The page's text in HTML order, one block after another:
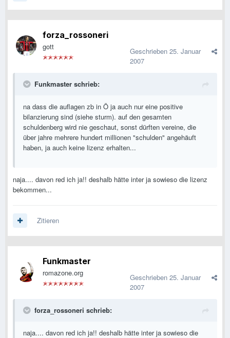
forza_rossoneri
gott Geschrieben 25. Januar
2007
Funkmaster schrieb:
na dass die auflagen zb in Ö ja auch nur eine positive
bilanzierung sind (siehe sturm). auf den gesamten
schuldenberg wird nie geschaut, sonst dürften vereine, die
über jahre mehrere hundert millionen "schulden" angehäuft
haben, ja auch keine lizenz erhalten...
naja.... davon red ich ja!! deshalb hätte inter ja sowieso die lizenz
bekommen...
Zitieren
Funkmaster
romazone.org Geschrieben 25. Januar
2007
forza_rossoneri schrieb:
naja.... davon red ich ja!! deshalb hätte inter ja sowieso die